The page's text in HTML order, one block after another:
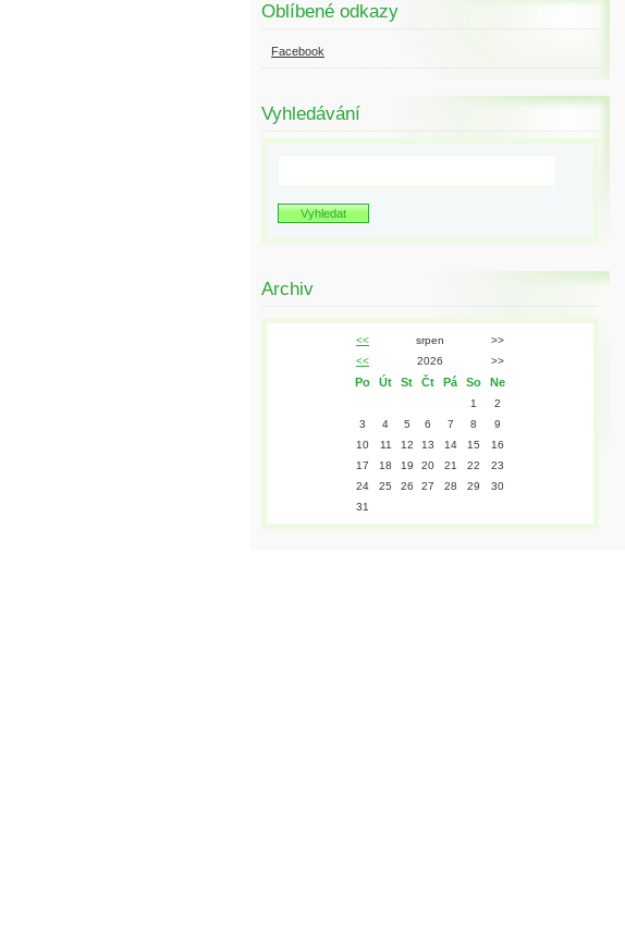
Oblíbené odkazy
Facebook
Vyhledávání
Archiv
<< srpen
>>
<<
2026 >>
Po Út St Čt Pá So Ne
1
2
3
4 5 6 7 8
9
10
11 12 13 14 15
16
17
18 19 20 21 22
23
24
25 26 27 28 29
30
31